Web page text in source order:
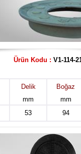
Ürün Kodu : V1-114-
Delik
mm
Boğaz
mm
53 94